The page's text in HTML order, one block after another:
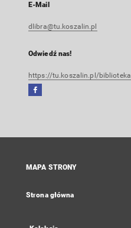
E-Mail
dlibra@tu.koszalin.pl
Odwiedź nas!
https://tu.koszalin.pl/biblioteka
Facebook
się
karcie
MAPA STRONY
Strona główna